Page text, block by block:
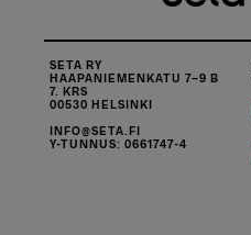
SETA RY
HAAPANIEMENKATU 7–9 B
7. KRS
00530 HELSINKI
INFO@SETA.FI
Y-TUNNUS: 0661747-4